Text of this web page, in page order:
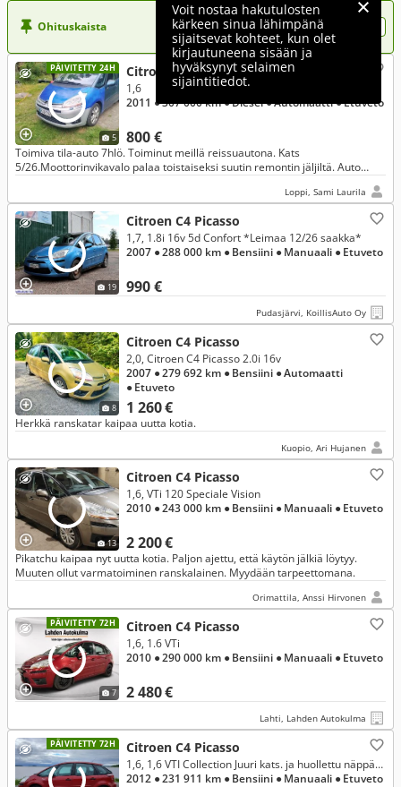
Voit nostaa hakutulosten
kärkeen sinua lähimpänä
sijaitsevat kohteet, kun olet
kirjautuneena sisään ja
hyväksynyt selaimen
sijaintitiedot.
Ohituskaista Nosta ilmoituksesi tähän?
PÄIVITETTY 24H
5
Citroen C4 Picasso
800 €
1,6
2011 ● 307 000 km● Diesel● Automaatti● Etuveto
Toimiva tila-auto 7hlö. Toiminut meillä reissuautona. Kats
5/26.Moottorinvikavalo palaa toistaiseksi suutin remontin jäljiltä. Auto
Loppi, Sami Laurila
19
Citroen C4 Picasso
990 €
1,7, 1.8i 16v 5d Confort *Leimaa 12/26 saakka*
2007 ● 288 000 km ● Bensiini ● Manuaali ● Etuveto
Pudasjärvi, KoillisAuto Oy
8
Citroen C4 Picasso
1 260 €
2,0, Citroen C4 Picasso 2.0i 16v
2007 ● 279 692 km ● Bensiini ● Automaatti
● Etuveto
Herkkä ranskatar kaipaa uutta kotia.
Kuopio, Ari Hujanen
13
Citroen C4 Picasso
2 200 €
1,6, VTi 120 Speciale Vision
2010 ● 243 000 km ● Bensiini ● Manuaali ● Etuveto
Pikatchu kaipaa nyt uutta kotia. Paljon ajettu, että käytön jälkiä löytyy.
Muuten ollut varmatoiminen ranskalainen. Myydään tarpeettomana.
Orimattila, Anssi Hirvonen
PÄIVITETTY 72H
7
Citroen C4 Picasso
2 480 €
1,6, 1.6 VTi
2010 ● 290 000 km ● Bensiini ● Manuaali ● Etuveto
Lahti, Lahden Autokulma
PÄIVITETTY 72H Citroen C4 Picasso
1,6, 1,6 VTI Collection Juuri kats. ja huollettu näppärä tila-auto VAIHTO mahd. MÖNKIJÄ tai PAKU
2012 ● 231 911 km ● Bensiini ● Manuaali ● Etuveto